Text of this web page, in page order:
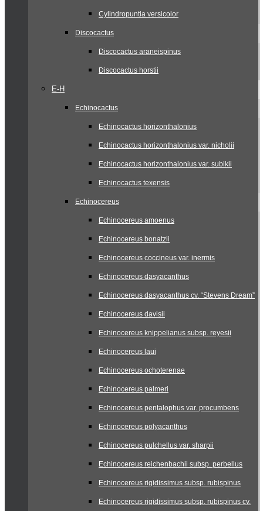
Cylindropuntia versicolor
Discocactus
Discocactus araneispinus
Discocactus horstii
E-H
Echinocactus
Echinocactus horizonthalonius
Echinocactus horizonthalonius var. nicholii
Echinocactus horizonthalonius var. subikii
Echinocactus texensis
Echinocereus
Echinocereus amoenus
Echinocereus bonatzii
Echinocereus coccineus var. inermis
Echinocereus dasyacanthus
Echinocereus dasyacanthus cv. “Stevens Dream”
Echinocereus davisii
Echinocereus knippelianus subsp. reyesii
Echinocereus laui
Echinocereus ochoterenae
Echinocereus palmeri
Echinocereus pentalophus var. procumbens
Echinocereus polyacanthus
Echinocereus pulchellus var. sharpii
Echinocereus reichenbachii subsp. perbellus
Echinocereus rigidissimus subsp. rubispinus
Echinocereus rigidissimus subsp. rubispinus cv.